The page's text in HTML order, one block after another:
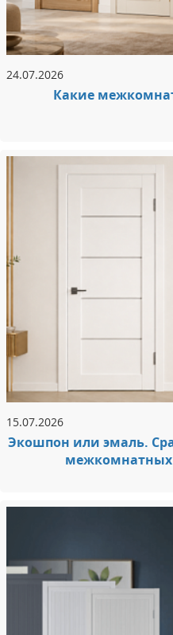
24.07.2026
Какие
15.07.2026
Экошпон или эмаль.
межкомнатных